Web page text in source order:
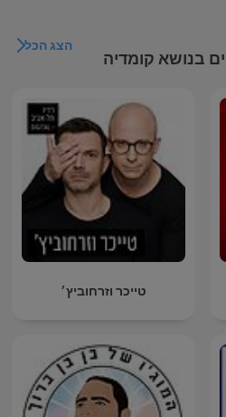
בנושא קומדיה
הצג הכל
טייכר וזרחוביץ׳